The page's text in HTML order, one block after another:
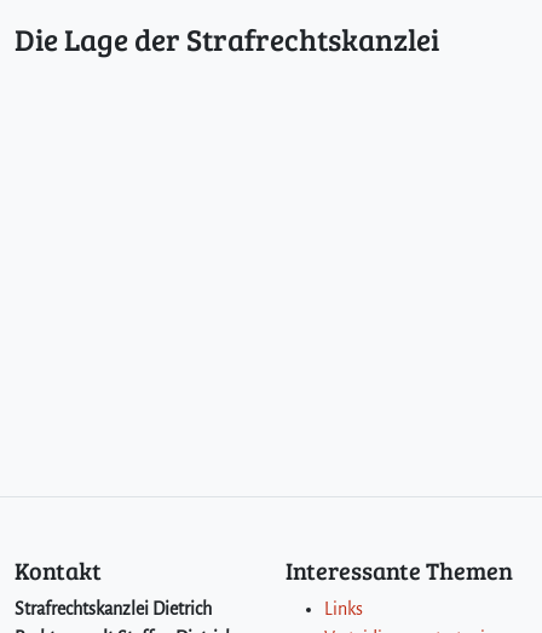
Die Lage der Strafrechtskanzlei
Kontakt
Strafrechtskanzlei Dietrich
Interessante Themen
Links